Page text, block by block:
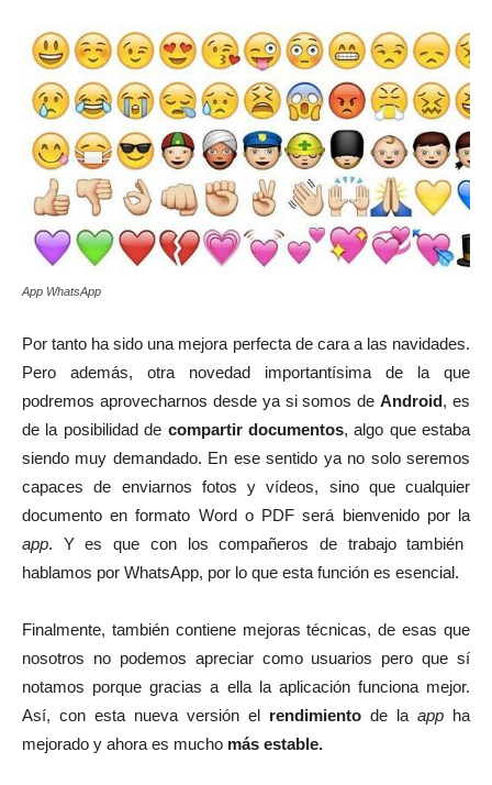
App WhatsApp
Por tanto ha sido una mejora perfecta de cara a las navidades.
Pero además, otra novedad importantísima de la que
podremos aprovecharnos desde ya si somos deAndroid, es
de la posibilidad de compartir documentos, algo que estaba
siendo muy demandado. En ese sentido ya no solo seremos
capaces de enviarnos fotos y vídeos, sino que cualquier
documento en formato Word o PDF será bienvenido por la
app. Y es que con los compañeros de trabajo también
hablamos por WhatsApp, por lo que esta función es esencial.
Finalmente, también contiene mejoras técnicas, de esas que
nosotros no podemos apreciar como usuarios pero que sí
notamos porque gracias a ella la aplicación funciona mejor.
Así, con esta nueva versión el rendimiento de la app ha
mejorado y ahora es mucho más estable.